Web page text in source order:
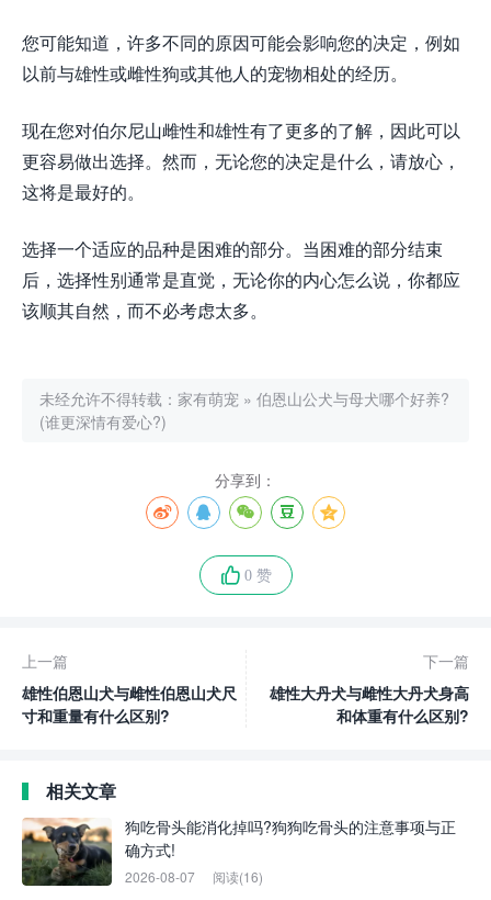
您可能知道，许多不同的原因可能会影响您的决定，例如
以前与雄性或雌性狗或其他人的宠物相处的经历。
现在您对伯尔尼山雌性和雄性有了更多的了解，因此可以
更容易做出选择。然而，无论您的决定是什么，请放心，
这将是最好的。
选择一个适应的品种是困难的部分。当困难的部分结束
后，选择性别通常是直觉，无论你的内心怎么说，你都应
该顺其自然，而不必考虑太多。
未经允许不得转载： 家有萌宠 » 伯恩山公犬与母犬哪个好养?
(谁更深情有爱心?)
分享到：
0 赞
上一篇
雄性伯恩山犬与雌性伯恩山犬尺
寸和重量有什么区别?
下一篇
雄性大丹犬与雌性大丹犬身高
和体重有什么区别?
相关文章
狗吃骨头能消化掉吗?狗狗吃骨头的注意事项与正
确方式!
2026-08-07 阅读(16)